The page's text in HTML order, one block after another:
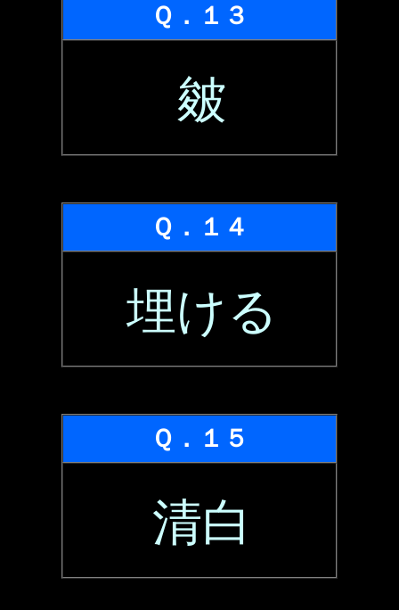
Ｑ．１３
皴
Ｑ．１４
埋ける
Ｑ．１５
清白